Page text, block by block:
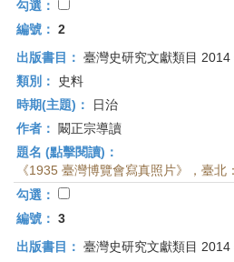
頁
勾選：
編號： 2
出版書目： 臺灣史研究文獻類目 2014
類別：
史料
時期(主題)：
日治
作者：
闞正宗導讀
題名 (點擊閱讀)：
《1935 臺灣博覽會寫真照片》，臺北
勾選：
編號： 3
出版書目： 臺灣史研究文獻類目 2014